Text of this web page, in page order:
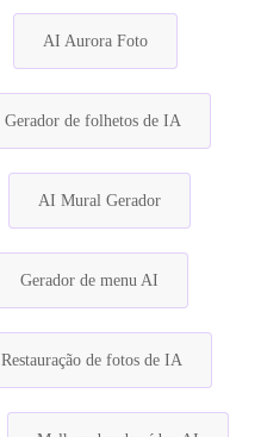
AI Aurora Foto
Gerador de folhetos de IA
AI Mural Gerador
Gerador de menu AI
Restauração de fotos de IA